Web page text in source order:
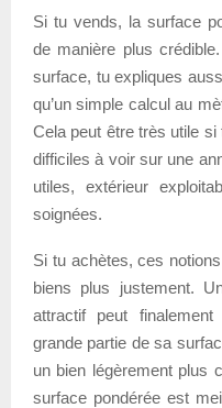
Si tu vends, la surface
de manière plus
surface, tu expliques
qu’un simple calcul au
Cela peut être très utile
difficiles à voir sur une
utiles, extérieur
soignées.
Si tu achètes, ces
biens plus justement.
attractif peut
grande partie de sa
un bien légèrement plus
surface pondérée est